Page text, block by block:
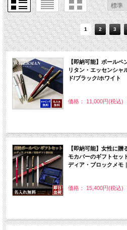
1 2 3
【即納可能】ボール
リタン・エッセンシャ
ド/ブラック/ホワイト
価格： 11,000円(税込)
【即納可能】女性に
モカバーのギフトセッ
ディア・ブロックメモ
価格： 15,400円(税込)